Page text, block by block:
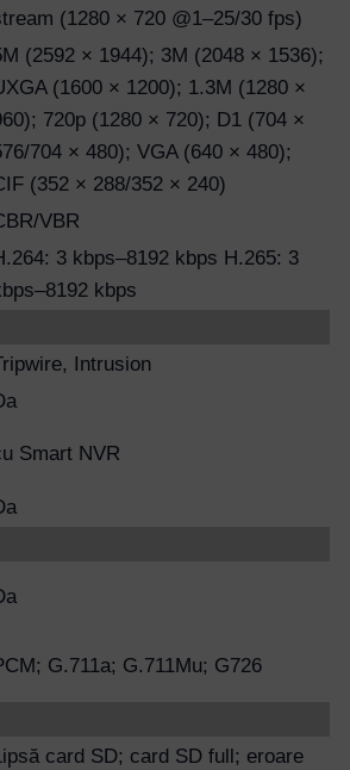
(1280 × 720 @1–25/30 fps)
(2592 × 1944); 3M (2048 × 1536);
(1600 × 1200); 1.3M (1280 ×
720p (1280 × 720); D1 (704 ×
704 × 480); VGA (640 × 480);
(352 × 288/352 × 240)
VBR
3 kbps–8192 kbps H.265: 3
kbps
Intrusion
Smart NVR
G.711a; G.711Mu; G726
card SD; card SD full; eroare